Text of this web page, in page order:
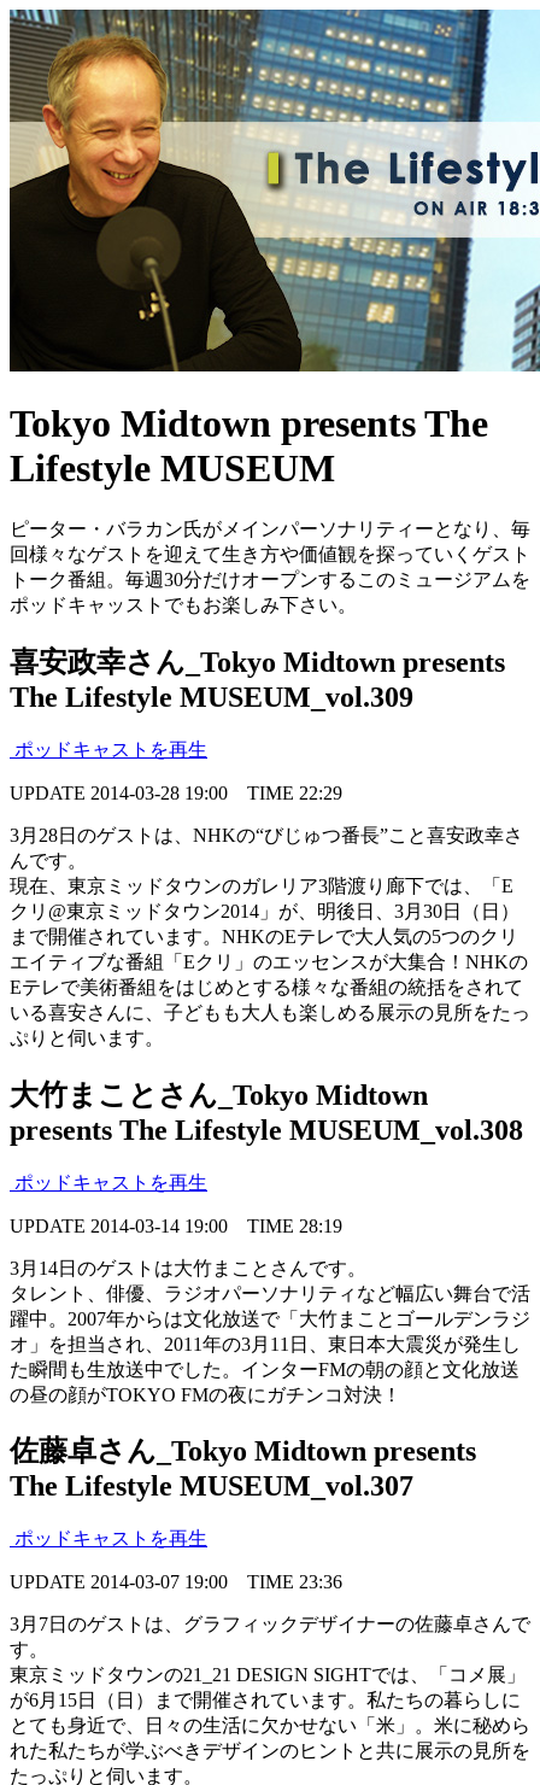
Tokyo Midtown presents The
Lifestyle MUSEUM
ピーター・バラカン氏がメインパーソナリティーとなり、毎
回様々なゲストを迎えて生き方や価値観を探っていくゲスト
トーク番組。毎週30分だけオープンするこのミュージアムを
ポッドキャッストでもお楽しみ下さい。
喜安政幸さん_Tokyo Midtown presents
The Lifestyle MUSEUM_vol.309
ポッドキャストを再生
UPDATE 2014-03-28 19:00 TIME 22:29
3月28日のゲストは、NHKの“びじゅつ番長”こと喜安政幸さ
んです。
現在、東京ミッドタウンのガレリア3階渡り廊下では、「E
クリ@東京ミッドタウン2014」が、明後日、3月30日（日）
まで開催されています。NHKのEテレで大人気の5つのクリ
エイティブな番組「Eクリ」のエッセンスが大集合！NHKの
Eテレで美術番組をはじめとする様々な番組の統括をされて
いる喜安さんに、子どもも大人も楽しめる展示の見所をたっ
ぷりと伺います。
大竹まことさん_Tokyo Midtown
presents The Lifestyle MUSEUM_vol.308
ポッドキャストを再生
UPDATE 2014-03-14 19:00 TIME 28:19
3月14日のゲストは大竹まことさんです。
タレント、俳優、ラジオパーソナリティなど幅広い舞台で活
躍中。2007年からは文化放送で「大竹まことゴールデンラジ
オ」を担当され、2011年の3月11日、東日本大震災が発生し
た瞬間も生放送中でした。インターFMの朝の顔と文化放送
の昼の顔がTOKYO FMの夜にガチンコ対決！
佐藤卓さん_Tokyo Midtown presents
The Lifestyle MUSEUM_vol.307
ポッドキャストを再生
UPDATE 2014-03-07 19:00 TIME 23:36
3月7日のゲストは、グラフィックデザイナーの佐藤卓さんで
す。
東京ミッドタウンの21_21 DESIGN SIGHTでは、「コメ展」
が6月15日（日）まで開催されています。私たちの暮らしに
とても身近で、日々の生活に欠かせない「米」。米に秘めら
れた私たちが学ぶべきデザインのヒントと共に展示の見所を
たっぷりと伺います。